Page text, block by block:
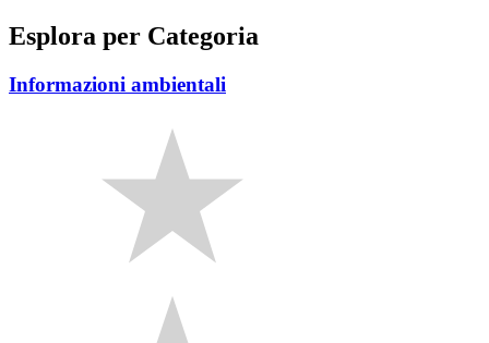
Esplora per Categoria
Informazioni ambientali